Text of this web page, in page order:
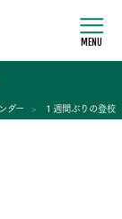
MENU
ダー １週間ぶりの登校